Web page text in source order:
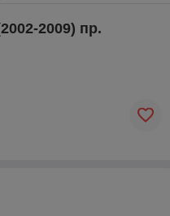
2009) пр.